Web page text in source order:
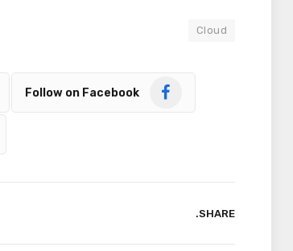
Cloud
Follow on Facebook
SHARE.